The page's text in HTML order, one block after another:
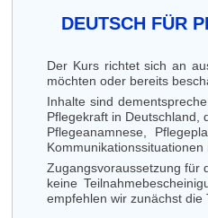
DEUTSCH FÜR
Der Kurs richtet sich an
möchten oder bereits
Inhalte sind
Pflegekraft in Deutschland,
Pflegeanamnese,
Kommunikationssituationen
Zugangsvoraussetzung für
keine
empfehlen wir zunächst